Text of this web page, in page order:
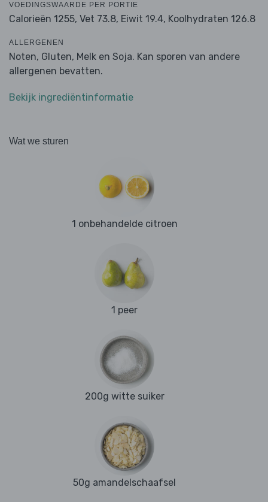
VOEDINGSWAARDE PER PORTIE
Calorieën 1255, Vet 73.8, Eiwit 19.4, Koolhydraten 126.8
ALLERGENEN
Noten, Gluten, Melk en Soja. Kan sporen van andere
allergenen bevatten.
Bekijk ingrediëntinformatie
Wat we sturen
1 onbehandelde citroen
1 peer
200g witte suiker
50g amandelschaafsel